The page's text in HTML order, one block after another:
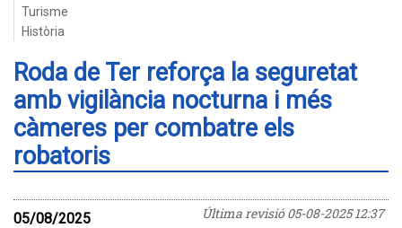
Turisme
Història
Roda de Ter reforça la seguretat
amb vigilància nocturna i més
càmeres per combatre els
robatoris
Última revisió05-08-2025 12:37
05/08/2025